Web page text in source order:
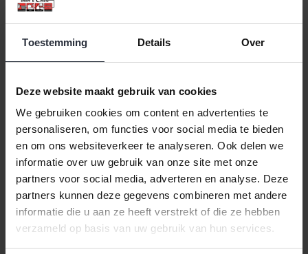
Toestemming Details Over
Deze website maakt gebruik van cookies
We gebruiken cookies om content en advertenties te
personaliseren, om functies voor social media te bieden
en om ons websiteverkeer te analyseren. Ook delen we
informatie over uw gebruik van onze site met onze
partners voor social media, adverteren en analyse. Deze
partners kunnen deze gegevens combineren met andere
informatie die u aan ze heeft verstrekt of die ze hebben
verzameld op basis van uw gebruik van hun services.
Glasonderzetters zwart 7
delige set
€16,99 Incl. btw
€14,04 Excl. btw
Beschikbaar
In winkelwagen
Keukenhulpenpot (utensil)
€7,99 Incl. btw
€6,60 Excl. btw
Beschikbaar
In winkelwagen